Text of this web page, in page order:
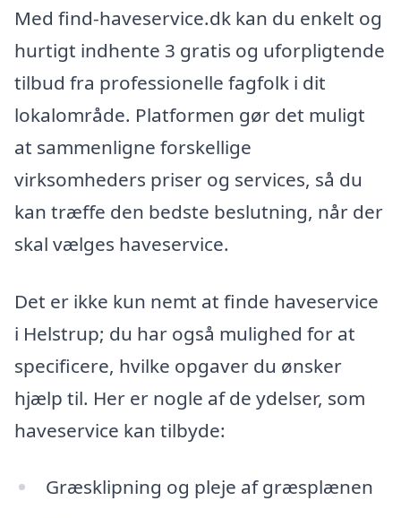
Med find-haveservice.dk kan du enkelt og
hurtigt indhente 3 gratis og uforpligtende
tilbud fra professionelle fagfolk i dit
lokalområde. Platformen gør det muligt
at sammenligne forskellige
virksomheders priser og services, så du
kan træffe den bedste beslutning, når der
skal vælges haveservice.
Det er ikke kun nemt at finde haveservice
i Helstrup; du har også mulighed for at
specificere, hvilke opgaver du ønsker
hjælp til. Her er nogle af de ydelser, som
haveservice kan tilbyde:
Græsklipning og pleje af græsplænen